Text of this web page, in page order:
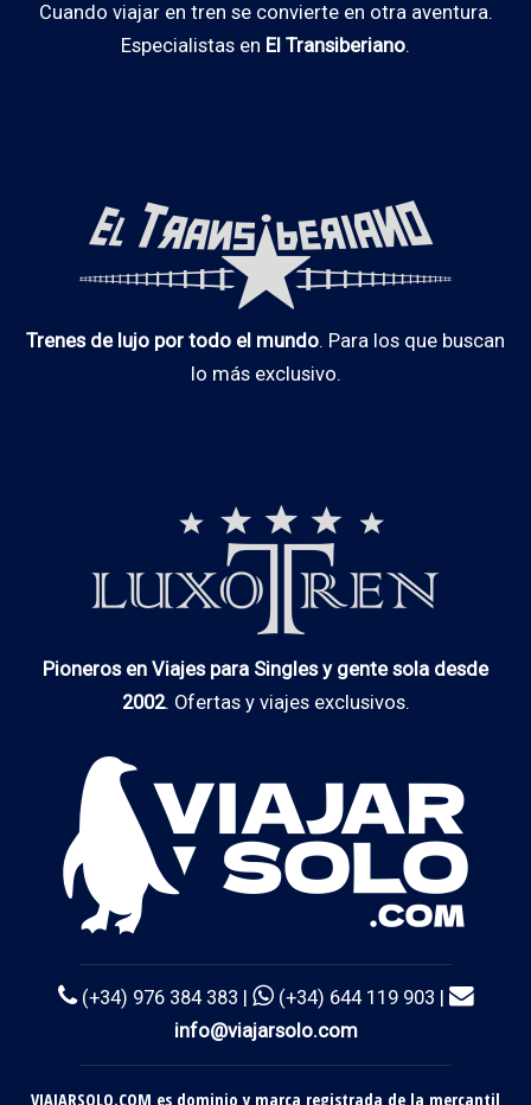
Cuando viajar en tren se convierte en otra aventura.
Especialistas en El Transiberiano.
Trenes de lujo por todo el mundo. Para los que buscan
lo más exclusivo.
Pioneros en Viajes para Singles y gente sola desde
2002. Ofertas y viajes exclusivos.
(+34) 976 384 383 |
(+34) 644 119 903 |
info@viajarsolo.com
VIAJARSOLO.COM es dominio y marca registrada de la mercantil